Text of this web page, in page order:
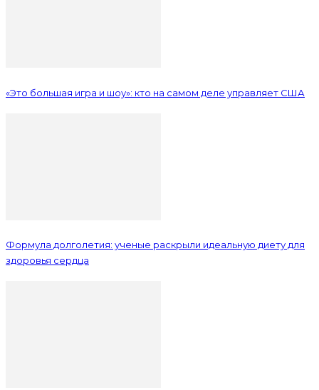
«Это большая игра и шоу»: кто на самом деле управляет США
Формула долголетия: ученые раскрыли идеальную диету для
здоровья сердца